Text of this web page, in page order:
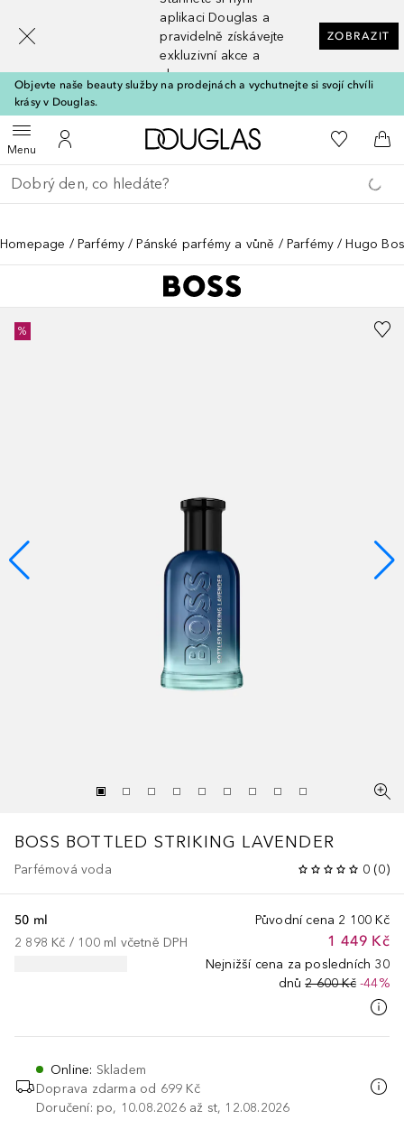
aplikaci Douglas a
pravidelně získávejte
exkluzivní akce a
slevy
ZOBRAZIT
Objevte naše beauty služby na prodejnách a vychutnejte si svojí chvíli
krásy v Douglas.
MenuOtevřít menuK mému účtu
Domů K mému
Do
Vraťte se
Proveďte vyhledávání
Homepage Parfémy Pánské parfémy a vůně Parfémy Hugo
%
BOSS BOTTLED STRIKING LAVENDER
Parfémová voda 0 (0)
Původní cena 2 100 Kč
1 449 Kč
Nejnižší cena za posledních 30
dnů 2 600 Kč-44%
50 ml
2 898 Kč / 100 ml včetně DPH
Online: Skladem
Doprava zdarma od 699 Kč
Doručení: po, 10.08.2026 až st, 12.08.2026
[navigation.slideout.screenreader]